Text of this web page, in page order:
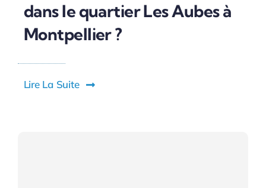
dans le quartier Les Aubes à
Montpellier ?
Lire La Suite